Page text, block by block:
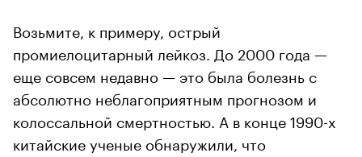
Возьмите, к примеру, острый
промиелоцитарный лейкоз. До 2000 года —
еще совсем недавно — это была болезнь с
абсолютно неблагоприятным прогнозом и
колоссальной смертностью. А в конце 1990-х
китайские ученые обнаружили, что